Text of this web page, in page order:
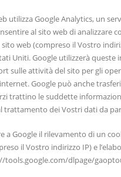
utilizza Google Analytics, un
al sito web di analizzare
sito web (compreso il Vostro
Uniti. Google utilizzerà
sulle attività del sito per gli
Google può anche
trattino le suddette
trattamento dei Vostri dati da
a Google il rilevamento di un
il Vostro indirizzo IP) e
tools.google.com/dlpage/